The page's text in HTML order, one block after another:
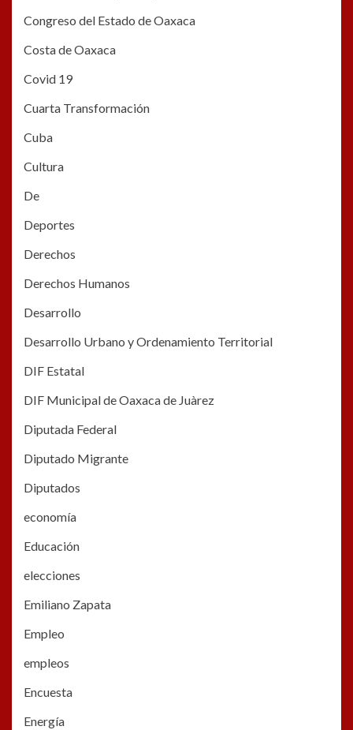
Congreso del Estado de Oaxaca
Costa de Oaxaca
Covid 19
Cuarta Transformación
Cuba
Cultura
De
Deportes
Derechos
Derechos Humanos
Desarrollo
Desarrollo Urbano y Ordenamiento Territorial
DIF Estatal
DIF Municipal de Oaxaca de Juàrez
Diputada Federal
Diputado Migrante
Diputados
economía
Educación
elecciones
Emiliano Zapata
Empleo
empleos
Encuesta
Energía